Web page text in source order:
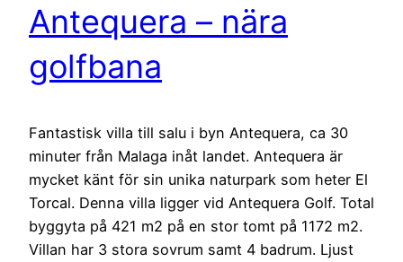
Antequera – nära
golfbana
Fantastisk villa till salu i byn Antequera, ca 30
minuter från Malaga inåt landet. Antequera är
mycket känt för sin unika naturpark som heter El
Torcal. Denna villa ligger vid Antequera Golf. Total
byggyta på 421 m2 på en stor tomt på 1172 m2.
Villan har 3 stora sovrum samt 4 badrum. Ljust